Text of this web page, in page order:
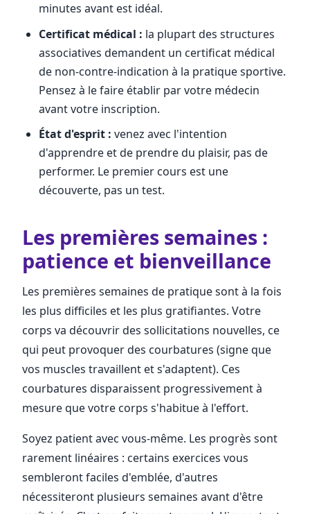
minutes avant est idéal.
Certificat médical : la plupart des structures
associatives demandent un certificat médical
de non-contre-indication à la pratique sportive.
Pensez à le faire établir par votre médecin
avant votre inscription.
État d'esprit : venez avec l'intention
d'apprendre et de prendre du plaisir, pas de
performer. Le premier cours est une
découverte, pas un test.
Les premières semaines :
patience et bienveillance
Les premières semaines de pratique sont à la fois
les plus difficiles et les plus gratifiantes. Votre
corps va découvrir des sollicitations nouvelles, ce
qui peut provoquer des courbatures (signe que
vos muscles travaillent et s'adaptent). Ces
courbatures disparaissent progressivement à
mesure que votre corps s'habitue à l'effort.
Soyez patient avec vous-même. Les progrès sont
rarement linéaires : certains exercices vous
sembleront faciles d'emblée, d'autres
nécessiteront plusieurs semaines avant d'être